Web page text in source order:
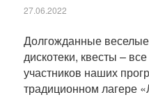
27.06.2022
Долгожданные веселые
дискотеки, квесты –
участников наших
традиционном лагере